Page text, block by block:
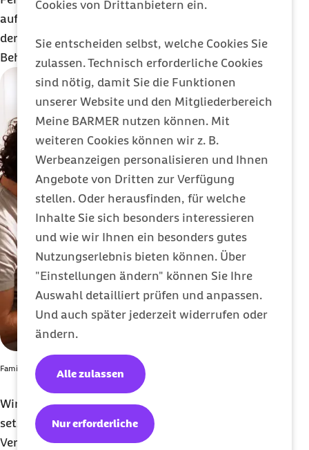
Cookies von Drittanbietern ein.
Sie entscheiden selbst, welche Cookies Sie
zulassen. Technisch erforderliche Cookies
sind nötig, damit Sie die Funktionen
unserer Website und den Mitgliederbereich
Meine BARMER nutzen können. Mit
weiteren Cookies können wir z. B.
Werbeanzeigen personalisieren und Ihnen
Angebote von Dritten zur Verfügung
stellen. Oder herausfinden, für welche
Inhalte Sie sich besonders interessieren
und wie wir Ihnen ein besonders gutes
Nutzungserlebnis bieten können. Über
"Einstellungen ändern" können Sie Ihre
Auswahl detailliert prüfen und anpassen.
Und auch später jederzeit widerrufen oder
ändern.
Nur erforderliche
Alle zulassen
aufgehoben. Seither umfasst der Teledoktor neben
der Beratung auch die tatsächliche ärztliche
Behandlung in der Videosprechstunde.
Familiensprechstunde entlastet berufstätige Eltern
Wir möchten mit diesem Angebot einen Impuls
setzen, um die Videosprechstunde stärker in der
Versorgungslandschaft zu verankern und an den